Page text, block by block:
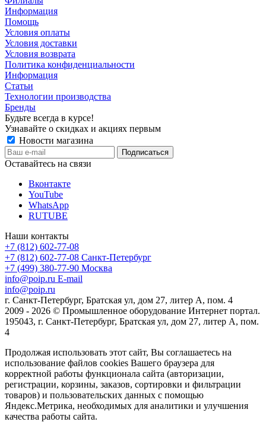
Информация
Помощь
Условия оплаты
Условия доставки
Условия возврата
Политика конфиденциальности
Информация
Статьи
Технологии производства
Бренды
Будьте всегда в курсе!
Узнавайте о скидках и акциях первым
Новости магазина
Оставайтесь на связи
Вконтакте
YouTube
WhatsApp
RUTUBE
Наши контакты
+7 (812) 602-77-08
+7 (812) 602-77-08 Санкт-Петербург
+7 (499) 380-77-90 Москва
info@poip.ru E-mail
info@poip.ru
г. Санкт-Петербург, Братская ул, дом 27, литер А, пом. 4
2009 - 2026 © Промышленное оборудование Интернет портал.
195043, г. Санкт-Петербург, Братская ул, дом 27, литер А, пом.
4
Продолжая использовать этот сайт, Вы соглашаетесь на
использование файлов cookies Вашего браузера для
корректной работы функционала сайта (авторизации,
регистрации, корзины, заказов, сортировки и фильтрации
товаров) и пользовательских данных с помощью
Яндекс.Метрика, необходимых для аналитики и улучшения
качества работы сайта.